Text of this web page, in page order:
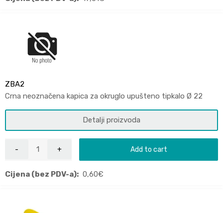
ZBA2
Crna neoznačena kapica za okruglo upušteno tipkalo Ø 22
Detalji proizvoda
Add to cart
Cijena (bez PDV-a): 0,60€